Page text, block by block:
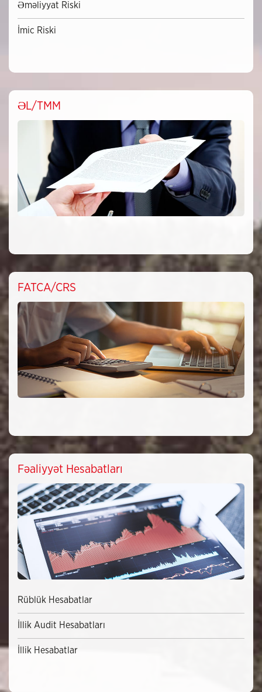
Əməliyyat Riski
İmic Riski
ƏL/TMM
FATCA/CRS
Fəaliyyət Hesabatları
Rüblük Hesabatlar
İllik Audit Hesabatları
İllik Hesabatlar